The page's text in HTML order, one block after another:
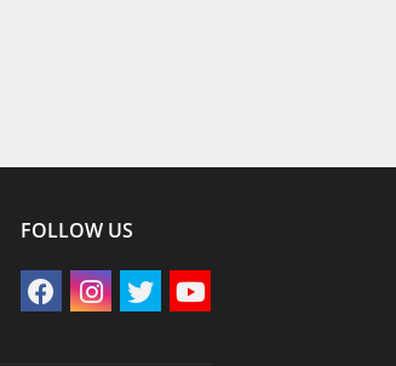
FOLLOW US